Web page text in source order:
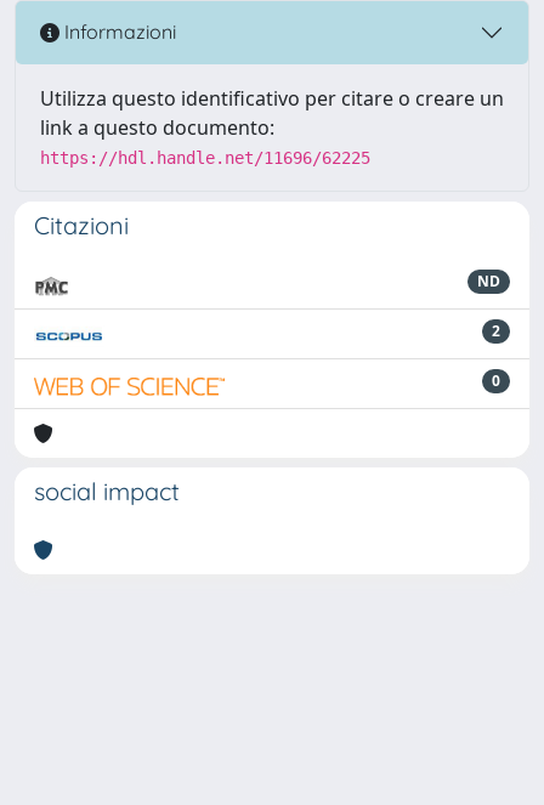
Informazioni
Utilizza questo identificativo per citare o creare un
link a questo documento:
https://hdl.handle.net/11696/62225
Citazioni
ND
2
0
social impact